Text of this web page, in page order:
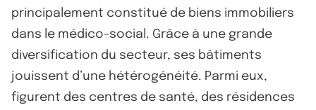
principalement constitué de biens immobiliers
dans le médico-social. Grâce à une grande
diversification du secteur, ses bâtiments
jouissent d’une hétérogénéité. Parmi eux,
figurent des centres de santé, des résidences